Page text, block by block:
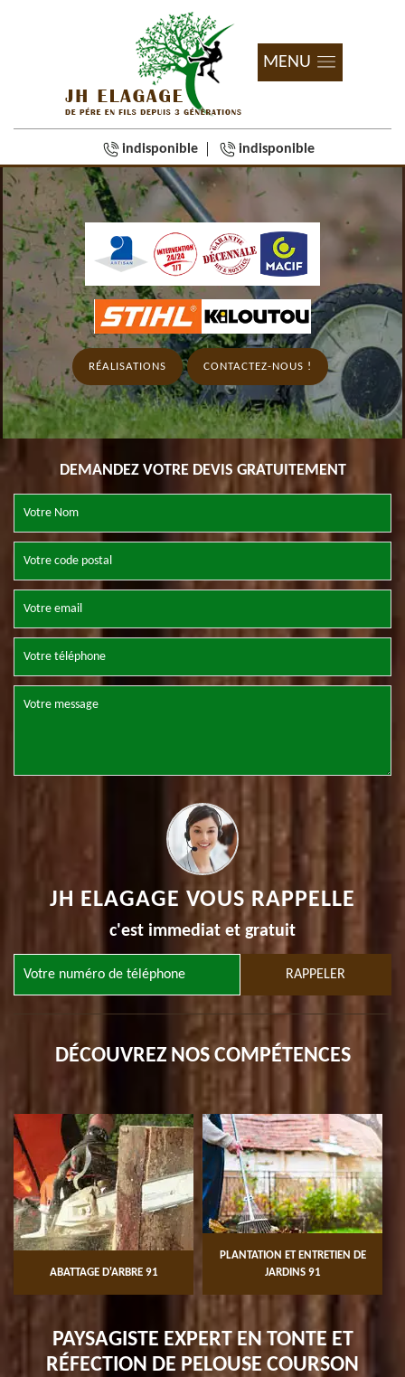
MENU
indisponible indisponible
RÉALISATIONS CONTACTEZ-NOUS !
DEMANDEZ VOTRE DEVIS GRATUITEMENT
JH ELAGAGE VOUS RAPPELLE
c'est immediat et gratuit
DÉCOUVREZ NOS COMPÉTENCES
ABATTAGE D'ARBRE 91
PLANTATION ET ENTRETIEN DE
JARDINS 91
PAYSAGISTE EXPERT EN TONTE ET
RÉFECTION DE PELOUSE COURSON